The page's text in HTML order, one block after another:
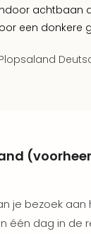
achtbaan
een donkere
je bezoek aan
één dag in de